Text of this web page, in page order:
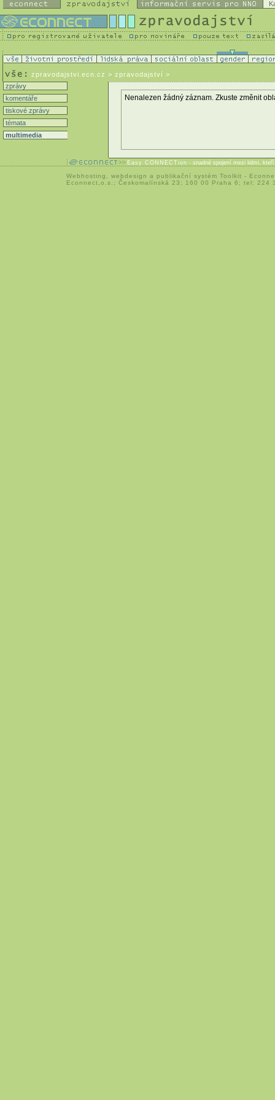
zpravodajstvi.ecn.cz > zpravodajství >
zprávy
komentáře
tiskové zprávy
témata
multimedia
Nenalezen žádný záznam. Zkuste změnit
Easy CONNECTion - snadné spojení mezi lidmi,
Webhosting webdesign a publikační systém Toolkit -
Econnect,o.s.; Českomalínská 23; 160 00 Praha 6; tel: 224